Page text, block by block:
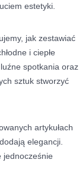
estetyki.
jak zestawiać
i ciepłe
spotkania oraz
sztuk stworzyć
artykułach
elegancji.
jednocześnie